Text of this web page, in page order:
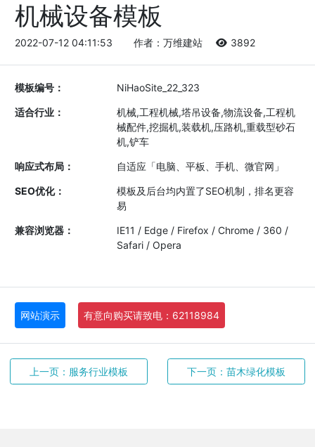
机械设备模板
2022-07-12 04:11:53 作者：万维建站 3892
模板编号： NiHaoSite_22_323
适合行业：
机械,工程机械,塔吊设备,物流设备,工程机
械配件,挖掘机,装载机,压路机,重载型砂石
机,铲车
响应式布局： 自适应「电脑、平板、手机、微官网」
SEO优化：
模板及后台均内置了SEO机制，排名更容
易
兼容浏览器：
IE11 / Edge / Firefox / Chrome / 360 /
Safari / Opera
网站演示 有意向购买请致电：62118984
上一页：服务行业模板 下一页：苗木绿化模板